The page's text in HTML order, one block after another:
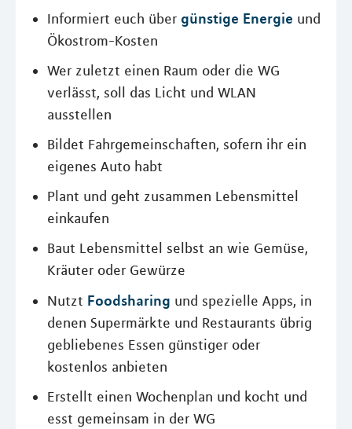
Informiert euch über günstige Energie und
Ökostrom-Kosten
Wer zuletzt einen Raum oder die WG
verlässt, soll das Licht und WLAN
ausstellen
Bildet Fahrgemeinschaften, sofern ihr ein
eigenes Auto habt
Plant und geht zusammen Lebensmittel
einkaufen
Baut Lebensmittel selbst an wie Gemüse,
Kräuter oder Gewürze
Nutzt Foodsharing und spezielle Apps, in
denen Supermärkte und Restaurants übrig
gebliebenes Essen günstiger oder
kostenlos anbieten
Erstellt einen Wochenplan und kocht und
esst gemeinsam in der WG